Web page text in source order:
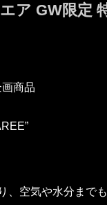
ア GW限定
商品
、空気や水分まで